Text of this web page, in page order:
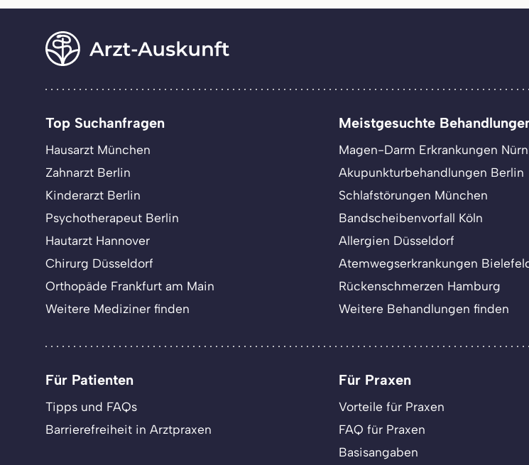
Top Suchanfragen
Hausarzt München
Zahnarzt Berlin
Kinderarzt Berlin
Psychotherapeut Berlin
Hautarzt Hannover
Chirurg Düsseldorf
Orthopäde Frankfurt am Main
Weitere Mediziner finden
Meistgesuchte
Magen-Darm Erkrankungen
Akupunkturbehandlungen Berlin
Schlafstörungen München
Bandscheibenvorfall Köln
Allergien Düsseldorf
Atemwegserkrankungen
Rückenschmerzen Hamburg
Weitere Behandlungen finden
Für Patienten
Tipps und FAQs
Barrierefreiheit in Arztpraxen
Für Praxen
Vorteile für Praxen
FAQ für Praxen
Basisangaben